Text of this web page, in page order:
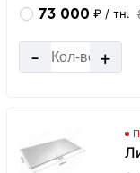
73 000 ₽ / тн.
- +